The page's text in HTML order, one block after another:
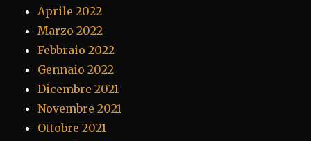
Aprile 2022
Marzo 2022
Febbraio 2022
Gennaio 2022
Dicembre 2021
Novembre 2021
Ottobre 2021